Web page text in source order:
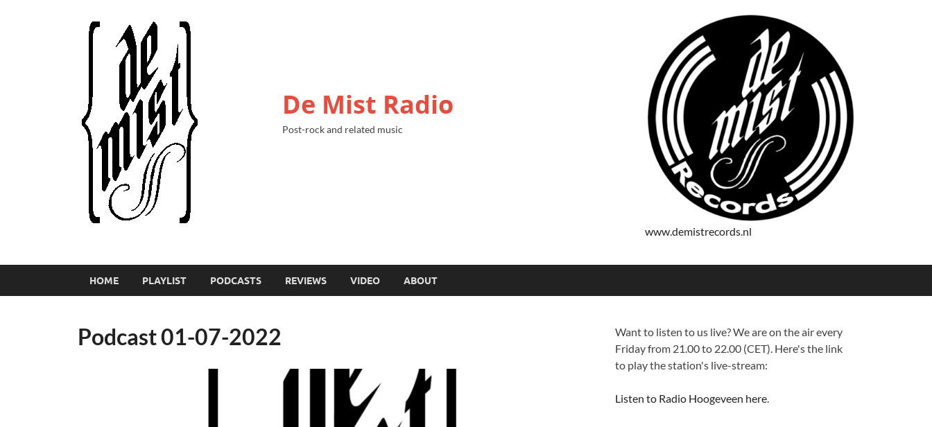
De Mist Radio
Post-rock and related music
www.demistrecords.nl
HOME PLAYLIST PODCASTS REVIEWS VIDEO ABOUT
Podcast 01-07-2022
Want to listen to us live? We are on the air every
Friday from 21.00 to 22.00 (CET). Here's the link
to play the station's live-stream:
Listen to Radio Hoogeveen here.